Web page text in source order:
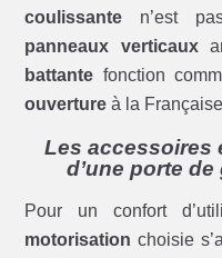
coulissante n’est
panneaux verticaux
battante fonction
ouverture à la
Les accessoires
d’une porte
Pour un confort
motorisation choisie